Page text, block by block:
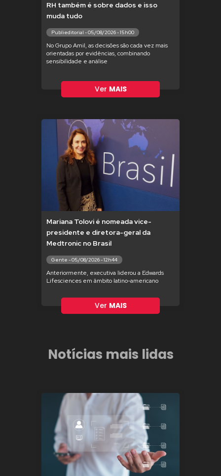
RH também é sobre dados e isso
muda tudo
Publieditorial - 05/08/2026 - 15h00
No Grupo Amil, as decisões são cada vez mais
orientadas por evidências, combinando
sensibilidade e análise
Ver MAIS
Mariana Tolovi é nomeada vice-
presidente e diretora-geral da
Medtronic no Brasil
Gente - 05/08/2026 - 12h44
Anteriormente, executiva liderou a Edwards
Lifesciences em âmbito latino-americano
Ver MAIS
Notícias mais lidas